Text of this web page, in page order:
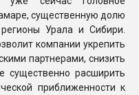
существенную долю
Урала и Сибири.
компании укрепить
партнерами, снизить
существенно расширить
приближенности к